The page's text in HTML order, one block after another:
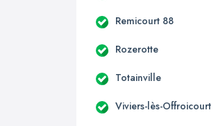
Remicourt 88
Rozerotte
Totainville
Viviers-lès-Offroicourt